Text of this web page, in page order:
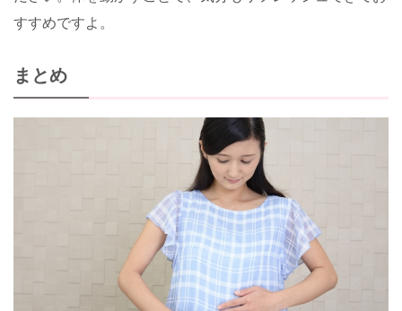
すすめですよ。
まとめ